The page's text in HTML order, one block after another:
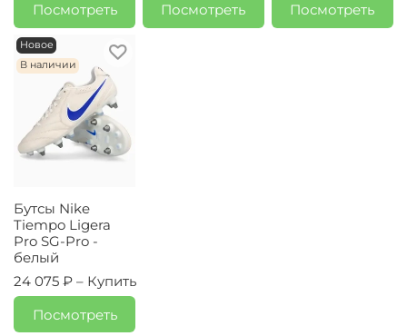
Посмотреть
Посмотреть
Посмотреть
Новое
В наличии
Бутсы Nike
Tiempo Ligera
Pro SG-Pro -
белый
24 075 ₽ – Купить
Посмотреть